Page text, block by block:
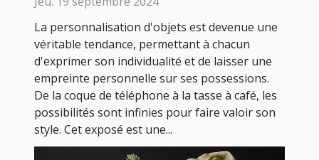
La personnalisation d'objets est devenue une
véritable tendance, permettant à chacun
d'exprimer son individualité et de laisser une
empreinte personnelle sur ses possessions.
De la coque de téléphone à la tasse à café, les
possibilités sont infinies pour faire valoir son
style. Cet exposé est une...